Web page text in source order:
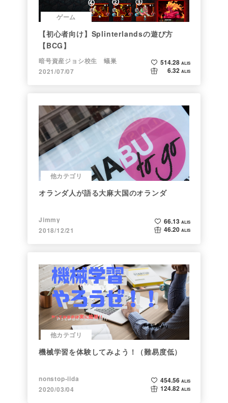
ゲーム
【初心者向け】Splinterlandsの遊び方
【BCG】
暗号資産ジョシ校生 蟻巣
2021/07/07
514.28 ALIS
6.32 ALIS
他カテゴリ
オランダ人が語る大麻大国のオランダ
Jimmy
2018/12/21
66.13 ALIS
46.20 ALIS
他カテゴリ
機械学習を体験してみよう！（難易度低）
nonstop-iida
2020/03/04
454.56 ALIS
124.82 ALIS